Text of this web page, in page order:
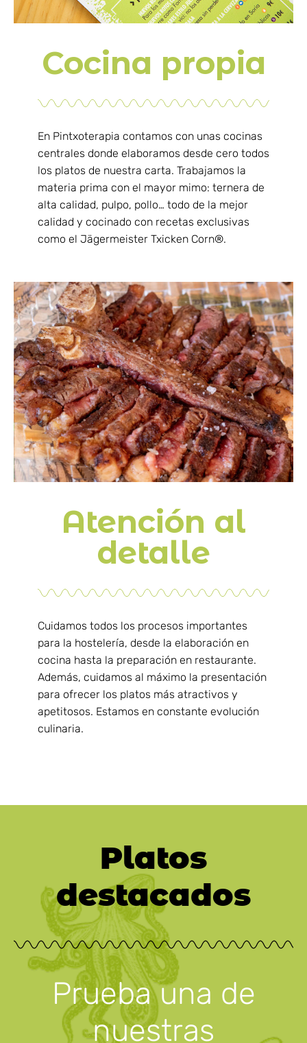
Cocina propia
En Pintxoterapia contamos con unas cocinas
centrales donde elaboramos desde cero todos
los platos de nuestra carta. Trabajamos la
materia prima con el mayor mimo: ternera de
alta calidad, pulpo, pollo… todo de la mejor
calidad y cocinado con recetas exclusivas
como el Jägermeister Txicken Corn®.
Atención al
detalle
Cuidamos todos los procesos importantes
para la hostelería, desde la elaboración en
cocina hasta la preparación en restaurante.
Además, cuidamos al máximo la presentación
para ofrecer los platos más atractivos y
apetitosos. Estamos en constante evolución
culinaria.
Platos
destacados
Prueba una de
nuestras